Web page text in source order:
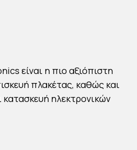
είναι η πιο αξιόπιστη
πλακέτας, καθώς και
κατασκευή ηλεκτρονικών